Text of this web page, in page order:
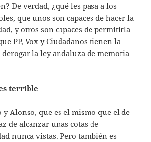
De verdad, ¿qué les pasa a los
que unos son capaces de hacer la
y otros son capaces de permitirla
PP, Vox y Ciudadanos tienen la
la ley andaluza de memoria
terrible
y Alonso, que es el mismo que el de
de alcanzar unas cotas de
nunca vistas. Pero también es